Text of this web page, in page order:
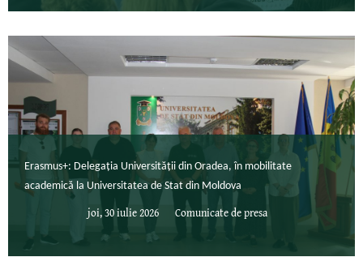
Erasmus+: Delegația Universității din Oradea, în mobilitate
academică la Universitatea de Stat din Moldova
joi, 30 iulie 2026 Comunicate de presa